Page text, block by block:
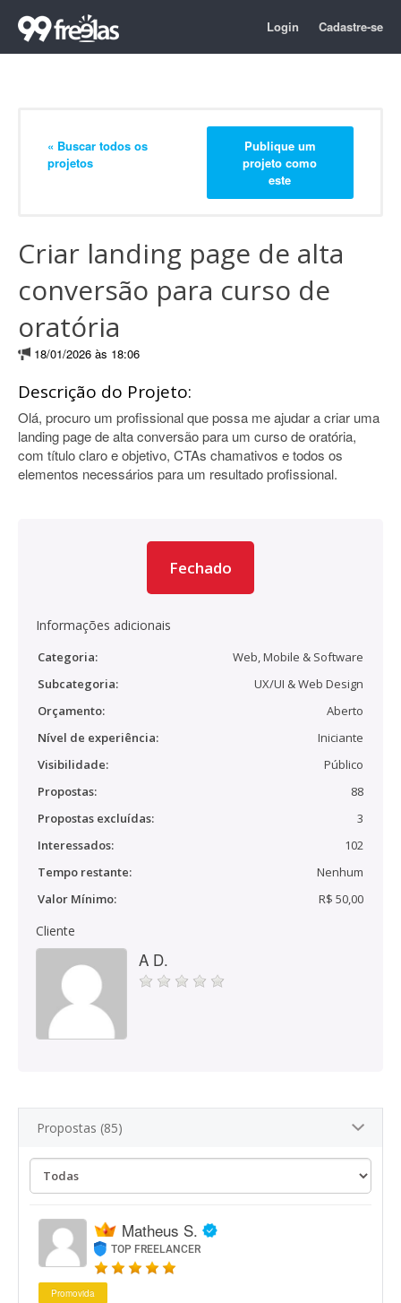
Login Cadastre-se
« Buscar todos os
projetos
Publique um
projeto como
este
Criar landing page de alta
conversão para curso de
oratória
18/01/2026 às 18:06
Descrição do Projeto:
Olá, procuro um profissional que possa me ajudar a criar uma
landing page de alta conversão para um curso de oratória,
com título claro e objetivo, CTAs chamativos e todos os
elementos necessários para um resultado profissional.
Fechado
Informações adicionais
Categoria:
Web, Mobile & Software
Subcategoria:
UX/UI & Web Design
Orçamento:
Aberto
Nível de experiência:
Iniciante
Visibilidade:
Público
Propostas:
88
Propostas excluídas:
3
Interessados:
102
Tempo restante:
Nenhum
Valor Mínimo:
R$ 50,00
Cliente
A D.
Propostas (85)
Matheus S.
TOP FREELANCER
Promovida